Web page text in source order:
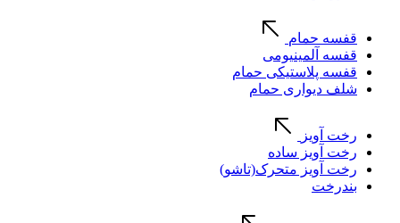
قفسه حمام
قفسه آلمینیومی
قفسه پلاستیکی حمام
شلف دیواری حمام
رخت آویز
رخت آویز ساده
رخت آویز متحرک(تاشو)
بندرخت